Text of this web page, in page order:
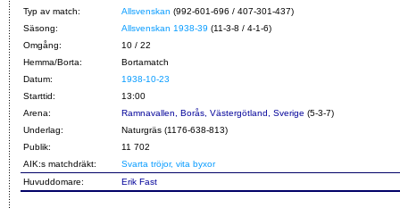
Typ av match:
Allsvenskan (992-601-696 / 407-301-437)
Säsong:
Allsvenskan 1938-39 (11-3-8 / 4-1-6)
Omgång:
10 / 22
Hemma/Borta:
Bortamatch
Datum:
1938-10-23
Starttid:
13:00
Arena:
Ramnavallen, Borås, Västergötland, Sverige (5-3-7)
Underlag:
Naturgräs (1176-638-813)
Publik:
11 702
AIK:s matchdräkt:
Svarta tröjor, vita byxor
Huvuddomare:
Erik Fast